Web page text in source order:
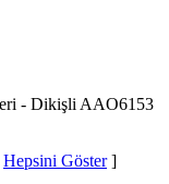
Hepsini Göster]